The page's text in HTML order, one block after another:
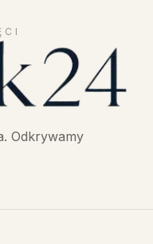
miejski
Odkrywamy